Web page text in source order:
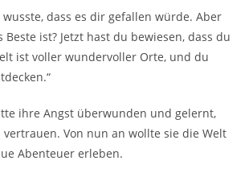
wusste, dass es dir gefallen würde. Aber
Beste ist? Jetzt hast du bewiesen, dass du
ist voller wundervoller Orte, und du
ihre Angst überwunden und gelernt,
Von nun an wollte sie die Welt
Abenteuer erleben.